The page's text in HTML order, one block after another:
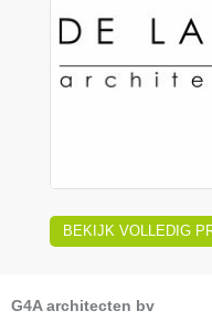
BEKIJK VOLLEDIG
G4A architecten bv